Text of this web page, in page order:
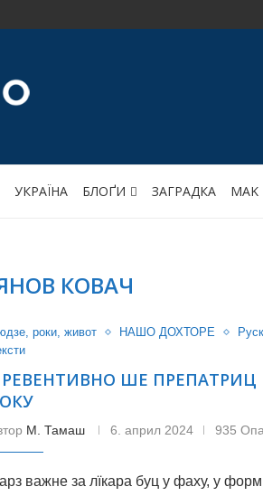
УКРАЇНА БЛОҐИ ЗАГРАДКА МАK
КОВАЧ
роки, живот НАШО ДОХТОРЕ
ШЕ ПРЕПАТРИЦ
М. Тамаш 6. април 2024 935
важне за лїкара буц у фаху, у